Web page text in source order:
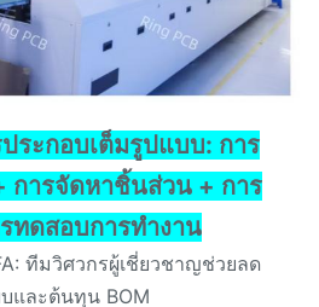
ระกอบเต็มรูปแบบ: การ
การจัดหาชิ้นส่วน + การ
ทดสอบการทำงาน
ทีมวิศวกรผู้เชี่ยวชาญช่วยลด
และต้นทุน BOM